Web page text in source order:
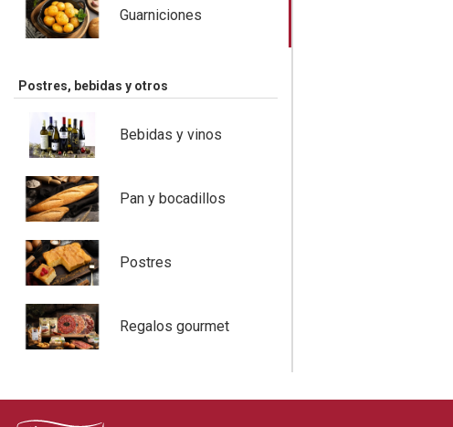
Guarniciones
Postres, bebidas y otros
Bebidas y vinos
Pan y bocadillos
Postres
Regalos gourmet